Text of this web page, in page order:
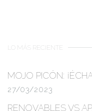
LO MÁS RECIENTE
MOJO PICÓN:
27/03/2023
RENOVABLES VS